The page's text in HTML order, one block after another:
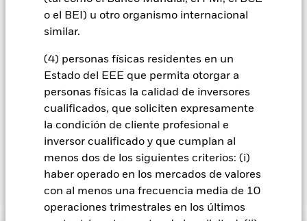
o el BEI) u otro organismo internacional
similar.
(4) personas físicas residentes en un
Estado del EEE que permita otorgar a
personas físicas la calidad de inversores
cualificados, que soliciten expresamente
la condición de cliente profesional e
inversor cualificado y que cumplan al
menos dos de los siguientes criterios: (i)
haber operado en los mercados de valores
con al menos una frecuencia media de 10
operaciones trimestrales en los últimos
divisas está disponible mediante solicitud a la sociedad
gestora del fondo.
En la medida en que el Fondo opere en préstamos de valores
para reducir los gastos, el propio Fondo percibirá el 62,5% de
los ingresos asociadas que se generen, y el 37,5% restante se
recibirá por BlackRock en calidad de agente de préstamo de
valores. Debido a que el reparto de los ingresos por préstamos
de valores no incrementa los costes de funcionamiento del
Fondo, esto ha quedado excluido de los gastos corrientes.
Mostrar menos
BGF Japan Small & MidCap Opportunities Fund